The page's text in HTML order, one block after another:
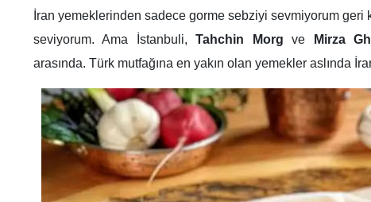
İran yemeklerinden sadece gorme sebziyi sevmiyorum geri
seviyorum. Ama İstanbuli,Tahchin Morg ve Mirza
arasında. Türk mutfağına en yakın olan yemekler aslında